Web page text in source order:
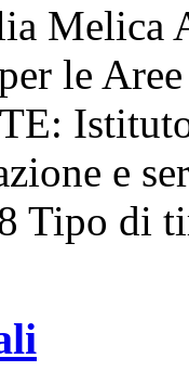
Melica
le
e
Tipo di